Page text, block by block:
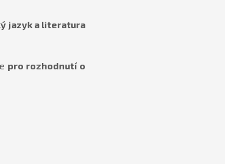
jazyk a literatura
pro rozhodnutí o